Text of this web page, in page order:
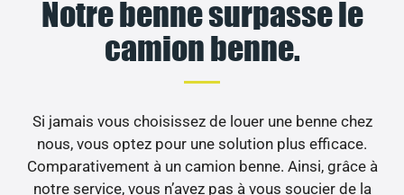
Notre benne surpasse le
camion benne.
Si jamais vous choisissez de louer une benne chez
nous, vous optez pour une solution plus efficace.
Comparativement à un camion benne. Ainsi, grâce à
notre service, vous n’avez pas à vous soucier de la